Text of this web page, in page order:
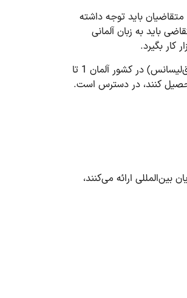
دیپلم ۱۲ساله باشد. طول دوره لیسانس در آلمان باتوجه‌به رشته تحصیلی 3 یا 4 سال است. متقاضیان باید توجه داشته
باید به زبان آلمانی
کار بگیرد.
متقاضیان دارای مدرک لیسانس در مقطع کارشناسی ارشد ثبت‌نام کرده و در مقطع فوق‌لیسانس تحصیل خواهند کرد. طول دوره کارشناسی ارشد (فوق‌لیسانس) در کشور آلمان 1 تا
کنند، در دسترس است.
بین‌المللی ارائه می‌کنند،